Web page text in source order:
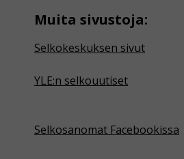
Muita sivustoja:
Selkokeskuksen sivut
YLE:n selkouutiset
Selkosanomat Facebookissa